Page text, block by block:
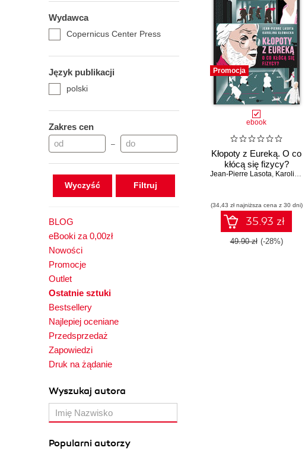
Wydawca
Copernicus Center Press
Język publikacji
polski
Zakres cen
–
Wyczyść
BLOG
eBooki za 0,00zł
Nowości
Promocje
Outlet
Ostatnie sztuki
Bestsellery
Najlepiej oceniane
Przedsprzedaż
Zapowiedzi
Druk na żądanie
Wyszukaj autora
Popularni autorzy
Promocja
ebook
Kłopoty z Eureką. O co
kłócą się fizycy?
Jean-Pierre Lasota, Karolina Głowacka
(34,43 zł najniższa cena z 30 dni)
35.93 zł
49.90 zł (-28%)